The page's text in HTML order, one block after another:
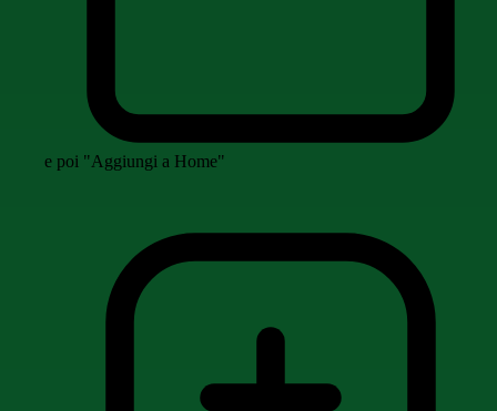
e poi "Aggiungi a Home"